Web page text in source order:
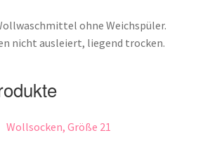
ohne Weichspüler.
nicht ausleiert, liegend trocken.